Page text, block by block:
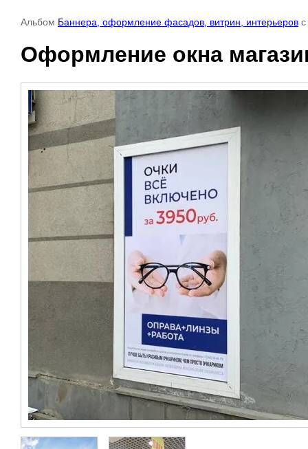
Альбом Баннера, оформление фасадов, витрин, интерьеров
Оформление окна